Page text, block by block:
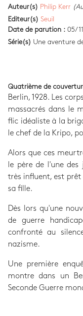
Auteur(s) Philip Kerr
Editeur(s) Seuil
Date de parution : 05/
Série(s) Une aventure
Quatrième de
Berlin, 1928. Les
massacrés dans le
flic idéaliste à la
le chef de la Kripo,
Alors que ces
le père de l'une
très influent, est prêt
sa fille.
Dès lors qu'une
de guerre
confronté au
nazisme.
Une première
montre dans un
Seconde Guerre